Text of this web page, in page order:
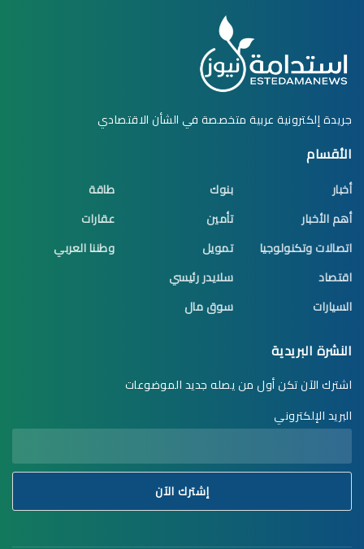
جريدة إلكترونية عربية متخصصة في الشأن الاقتصادي
الأقسام
أخبار
أهم الأخبار
اتصالات وتكنولوجيا
اقتصاد
السيارات
بنوك
تأمين
تمويل
سلايدر رئيسي
سوق مال
طاقة
عقارات
وطننا العربي
النشرة البريدية
اشترك الآن تكن أول من يصله جديد الموضوعات
البريد الإلكتروني